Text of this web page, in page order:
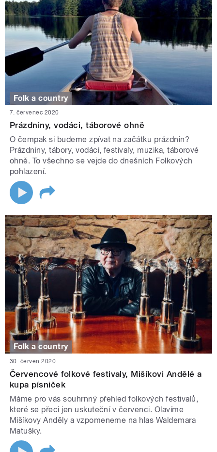
Folk a country
7. červenec 2020
Prázdniny, vodáci, táborové ohně
O čempak si budeme zpívat na začátku prázdnin?
Prázdniny, tábory, vodáci, festivaly, muzika, táborové
ohně. To všechno se vejde do dnešních Folkových
pohlazení.
Folk a country
30. červen 2020
Červencové folkové festivaly, Mišíkovi Andělé a
kupa písniček
Máme pro vás souhrnný přehled folkových festivalů,
které se přeci jen uskuteční v červenci. Olavíme
Mišíkovy Anděly a vzpomeneme na hlas Waldemara
Matušky.